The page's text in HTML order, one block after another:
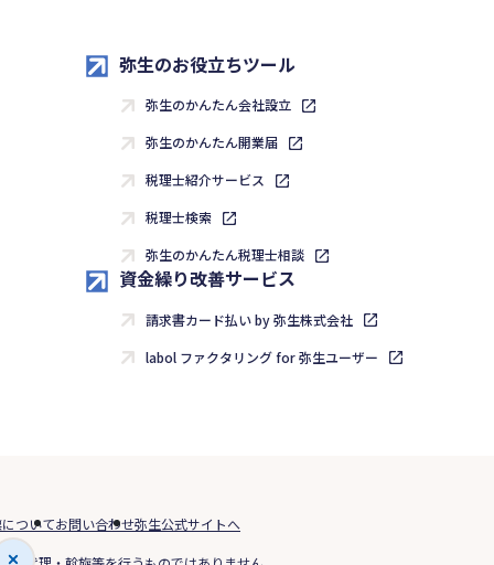
弥生のお役立ちツール
弥生のかんたん会社設立
弥生のかんたん開業届
税理士紹介サービス
税理士検索
弥生のかんたん税理士相談
資金繰り改善サービス
請求書カード払い by 弥生株式会社
labol ファクタリング for 弥生ユーザー
ついてお問い合わせ弥生公式サイトへ